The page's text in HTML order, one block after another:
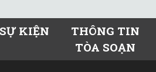
SỰ KIỆN
THÔNG TIN
TÒA SOẠN